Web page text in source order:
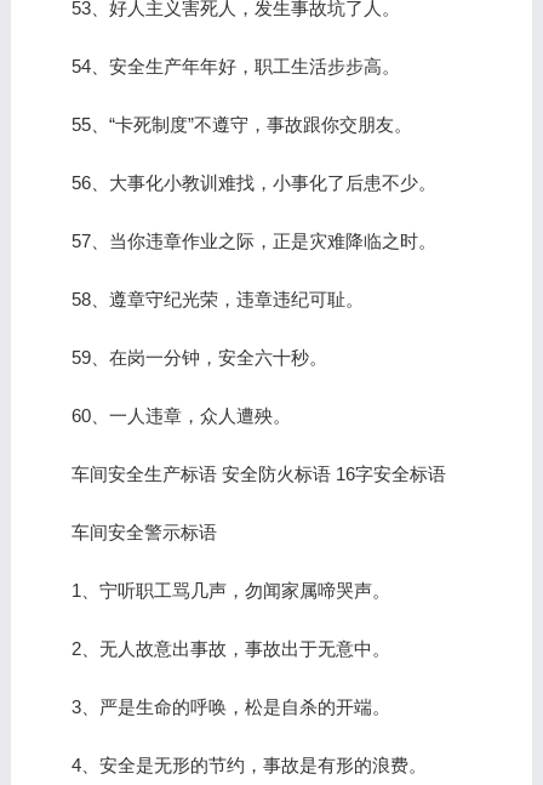
53、好人主义害死人，发生事故坑了人。
54、安全生产年年好，职工生活步步高。
55、“卡死制度”不遵守，事故跟你交朋友。
56、大事化小教训难找，小事化了后患不少。
57、当你违章作业之际，正是灾难降临之时。
58、遵章守纪光荣，违章违纪可耻。
59、在岗一分钟，安全六十秒。
60、一人违章，众人遭殃。
车间安全生产标语 安全防火标语 16字安全标语
车间安全警示标语
1、宁听职工骂几声，勿闻家属啼哭声。
2、无人故意出事故，事故出于无意中。
3、严是生命的呼唤，松是自杀的开端。
4、安全是无形的节约，事故是有形的浪费。